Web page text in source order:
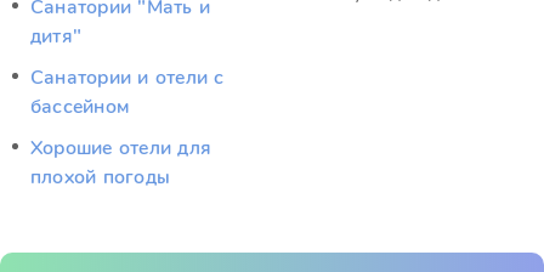
Санатории "Мать и
дитя"
Санатории и отели с
бассейном
Хорошие отели для
плохой погоды